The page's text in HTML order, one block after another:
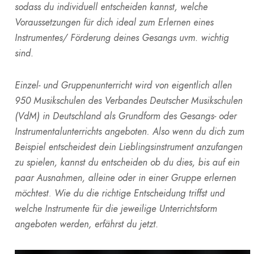
sodass du individuell entscheiden kannst, welche
Voraussetzungen für dich ideal zum Erlernen eines
Instrumentes/ Förderung deines Gesangs uvm. wichtig
sind.
Einzel- und Gruppenunterricht wird von eigentlich allen
950 Musikschulen des Verbandes Deutscher Musikschulen
(VdM) in Deutschland als Grundform des Gesangs- oder
Instrumentalunterrichts angeboten. Also wenn du dich zum
Beispiel entscheidest dein Lieblingsinstrument anzufangen
zu spielen, kannst du entscheiden ob du dies, bis auf ein
paar Ausnahmen, alleine oder in einer Gruppe erlernen
möchtest. Wie du die richtige Entscheidung triffst und
welche Instrumente für die jeweilige Unterrichtsform
angeboten werden, erfährst du jetzt.